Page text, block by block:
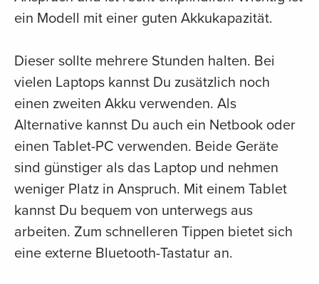
ein Modell mit einer guten Akkukapazität.
Dieser sollte mehrere Stunden halten. Bei
vielen Laptops kannst Du zusätzlich noch
einen zweiten Akku verwenden. Als
Alternative kannst Du auch ein Netbook oder
einen Tablet-PC verwenden. Beide Geräte
sind günstiger als das Laptop und nehmen
weniger Platz in Anspruch. Mit einem Tablet
kannst Du bequem von unterwegs aus
arbeiten. Zum schnelleren Tippen bietet sich
eine externe Bluetooth-Tastatur an.